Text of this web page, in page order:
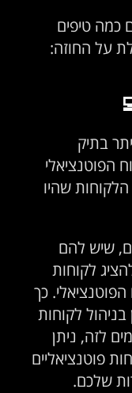
כמה טיפים
על החוזה:
בתיק
הפוטנציאלי
שהיו
שיש להם
לקוחות
כך
לקוחות
לזה, ניתן
פוטנציאליים
שלכם.